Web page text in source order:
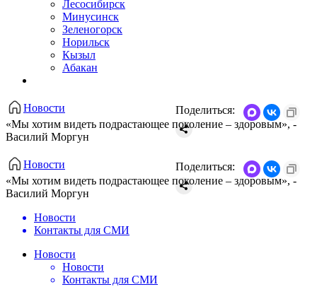
Лесосибирск
Минусинск
Зеленогорск
Норильск
Кызыл
Абакан
Новости
«Мы хотим видеть подрастающее поколение – здоровым», -
Василий Моргун
Поделиться:
Новости
«Мы хотим видеть подрастающее поколение – здоровым», -
Василий Моргун
Поделиться:
Новости
Контакты для СМИ
Новости
Новости
Контакты для СМИ